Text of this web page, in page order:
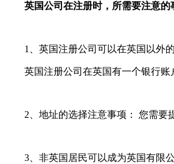
英国公司在注册时，所需要注意的
1、英国注册公司可以在英国以外的
英国注册公司在英国有一个银行账户
2、地址的选择注意事项： 您需要提
3、非英国居民可以成为英国有限公